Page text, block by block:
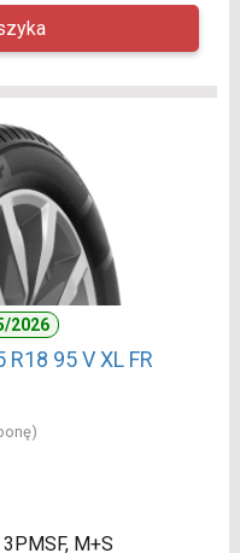
2026
R18 95 V XL FR
M+S